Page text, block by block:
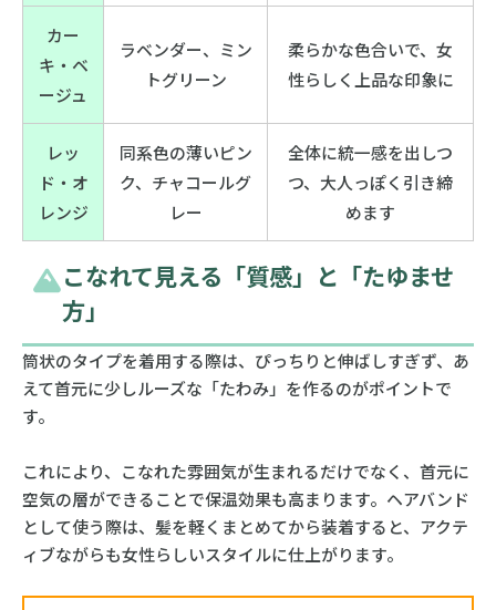
カー
キ・ベ
ージュ
ラベンダー、ミン
トグリーン
柔らかな色合いで、女
性らしく上品な印象に
レッ
ド・オ
レンジ
同系色の薄いピン
ク、チャコールグ
レー
全体に統一感を出しつ
つ、大人っぽく引き締
めます
こなれて見える「質感」と「たゆませ
方」
筒状のタイプを着用する際は、ぴっちりと伸ばしすぎず、あ
えて首元に少しルーズな「たわみ」を作るのがポイントで
す。
これにより、こなれた雰囲気が生まれるだけでなく、首元に
空気の層ができることで保温効果も高まります。ヘアバンド
として使う際は、髪を軽くまとめてから装着すると、アクテ
ィブながらも女性らしいスタイルに仕上がります。